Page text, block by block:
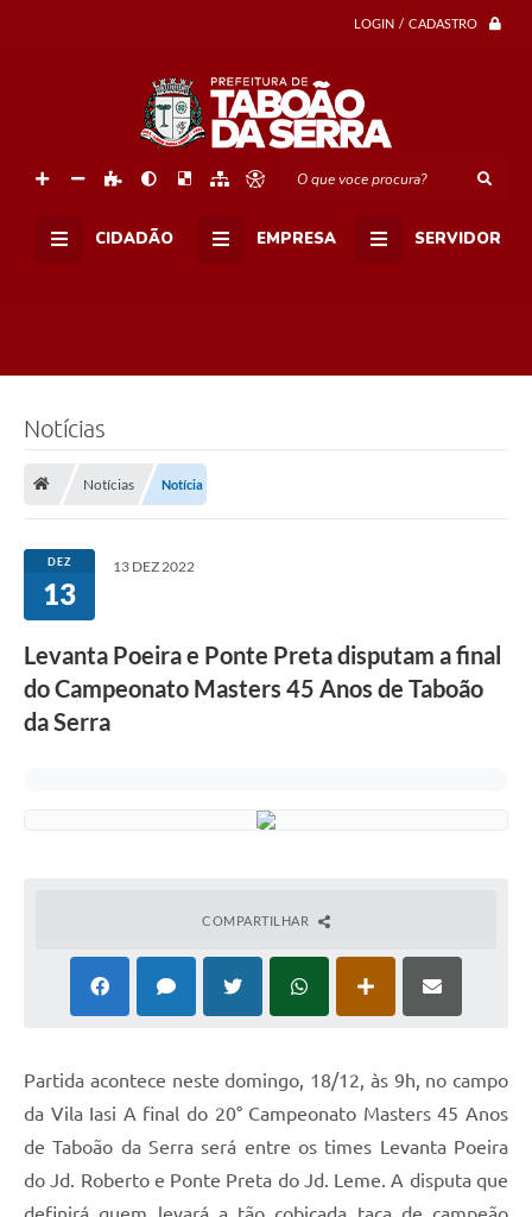
LOGIN / CADASTRO
O que voce procura?
CIDADÃO EMPRESA SERVIDOR
Notícias
Notícias Notícia
DEZ
13
13 DEZ 2022
Levanta Poeira e Ponte Preta disputam a final
do Campeonato Masters 45 Anos de Taboão
da Serra
COMPARTILHAR
Partida acontece neste domingo, 18/12, às 9h, no campo
da Vila Iasi A final do 20° Campeonato Masters 45 Anos
de Taboão da Serra será entre os times Levanta Poeira
do Jd. Roberto e Ponte Preta do Jd. Leme. A disputa que